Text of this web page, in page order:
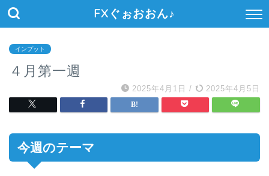
FXぐぉおおん♪
インプット
４月第一週
2025年4月1日 / 2025年4月5日
今週のテーマ